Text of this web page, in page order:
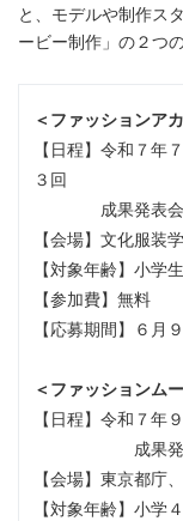
と、モデルや制作ス
ービー制作」の２つ
＜ファッションア
【日程】令和７
３回
成果発表会 令
【会場】文化服装
【対象年齢】小学
【参加費】無料
【応募期間】６月
＜ファッションム
【日程】令和７
成果発表会
【会場】東京都
【対象年齢】小